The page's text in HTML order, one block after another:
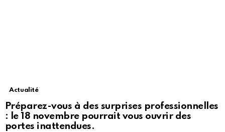
Actualité
Préparez-vous à des surprises professionnelles
: le 18 novembre pourrait vous ouvrir des
portes inattendues.